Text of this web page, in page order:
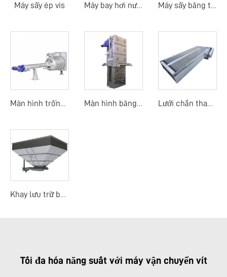
Máy sấy ép vis Máy bay hơi nước thải Máy sấy băng tải nhiệt độ thấp bằng bơm nhiệt
Màn hình trống quay mịn Màn hình băng dòng trung tâm Lưới chắn thanh mảnh
Khay lưu trữ bùn
Tối đa hóa năng suất với máy vận chuyển vít